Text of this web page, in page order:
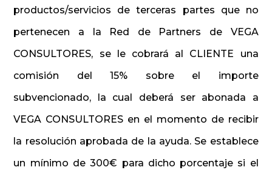
productos/servicios de terceras partes que no
pertenecen a la Red de Partners de VEGA
CONSULTORES, se le cobrará al CLIENTE una
comisión del 15% sobre el importe
subvencionado, la cual deberá ser abonada a
VEGA CONSULTORES en el momento de recibir
la resolución aprobada de la ayuda. Se establece
un mínimo de 300€ para dicho porcentaje si el